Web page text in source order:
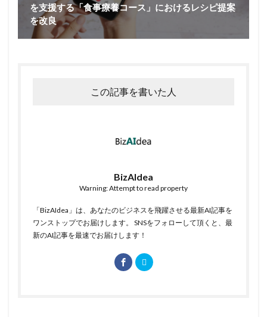
を支援する「食事療養コース」におけるレシピ提案
を改良
この記事を書いた人
BizAIdea
Warning: Attempt to read property
「BizAIdea」は、あなたのビジネスを飛躍させる最新AI記事を
ワンストップでお届けします。 SNSをフォローして頂くと、最
新のAI記事を最速でお届けします！